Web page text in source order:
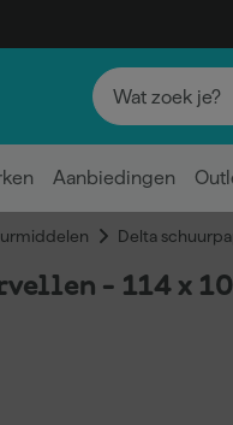
Aanbiedingen
Delta
- 114 x